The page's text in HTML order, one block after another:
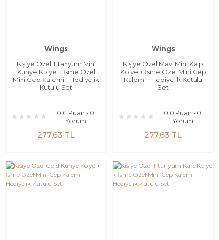
Wings
Kişiye Özel Titanyum Mini
Künye Kolye + İsme Özel
Mini Cep Kalemi - Hediyelik
Kutulu Set
0.0 Puan - 0
Yorum
277,63 TL
Wings
Kişiye Özel Mavi Mini Kalp
Kolye + İsme Özel Mini Cep
Kalemi - Hediyelik Kutulu
Set
0.0 Puan - 0
Yorum
277,63 TL